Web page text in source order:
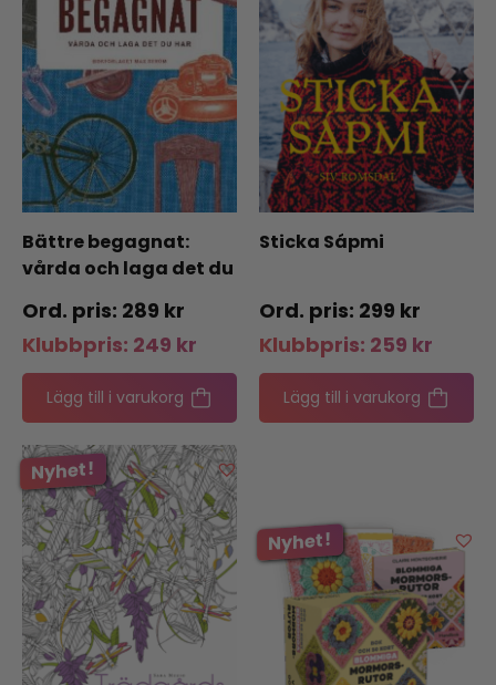
Bättre begagnat:
vårda och laga det du
289 kr
Klubbpris: 249 kr
Lägg till i varukorg
Sticka Sápmi
299 kr
Klubbpris: 259 kr
Lägg till i varukorg